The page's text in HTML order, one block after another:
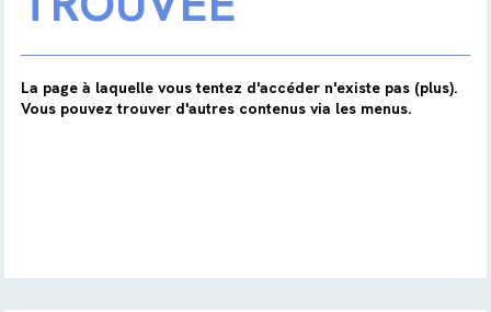
La page à laquelle vous tentez d'accéder n'existe pas (plus).
Vous pouvez trouver d'autres contenus via les menus.